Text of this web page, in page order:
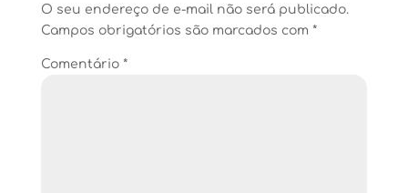
O seu endereço de e-mail não será publicado.
Campos obrigatórios são marcados com *
Comentário *